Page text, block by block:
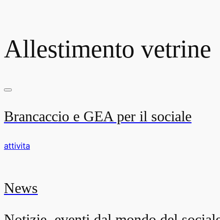
Allestimento vetrine
Brancaccio e GEA per il sociale
attivita
News